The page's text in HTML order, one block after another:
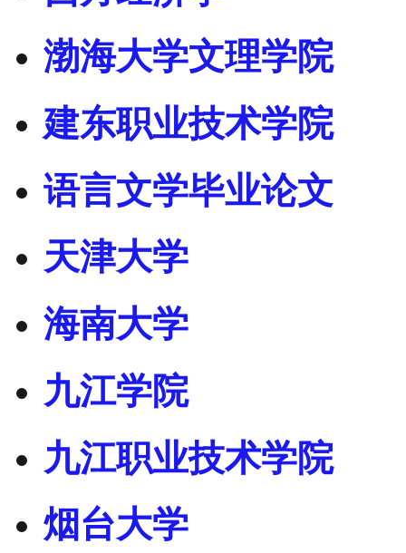
渤海大学文理学院
建东职业技术学院
语言文学毕业论文
天津大学
海南大学
九江学院
九江职业技术学院
烟台大学